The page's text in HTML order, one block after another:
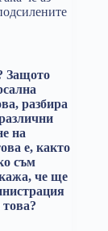
Защото
разбира
на
е, както
съм
че ще